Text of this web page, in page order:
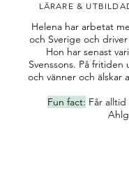
LÄRARE &
Helena har arbetat
och Sverige och
Hon har senast
Svenssons. På
och vänner och älskar
Fun fact: Får